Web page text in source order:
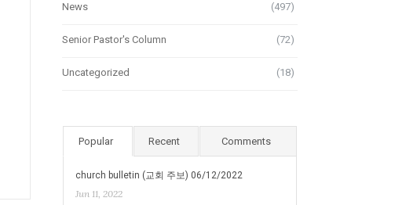
News (497)
Senior Pastor's Column (72)
Uncategorized (18)
Popular Recent Comments
church bulletin (교회 주보) 06/12/2022
Jun 11, 2022